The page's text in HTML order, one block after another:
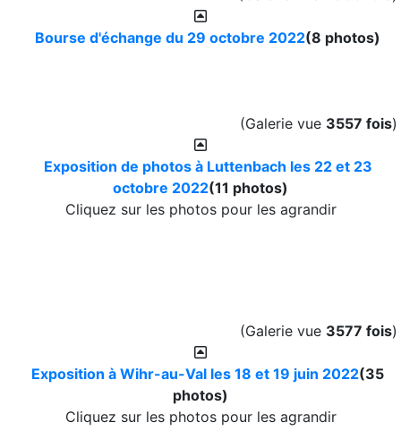
Bourse d'échange du 29 octobre 2022(8 photos)
(Galerie vue 3557 fois)
Exposition de photos à Luttenbach les 22 et 23
octobre 2022(11 photos)
Cliquez sur les photos pour les agrandir
(Galerie vue 3577 fois)
Exposition à Wihr-au-Val les 18 et 19 juin 2022(35
photos)
Cliquez sur les photos pour les agrandir